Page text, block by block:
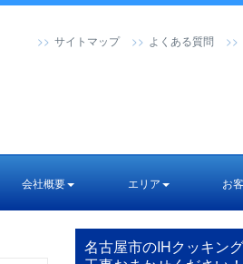
サイトマップ よくある質問
会社概要 エリア お
名古屋市のIHクッキン